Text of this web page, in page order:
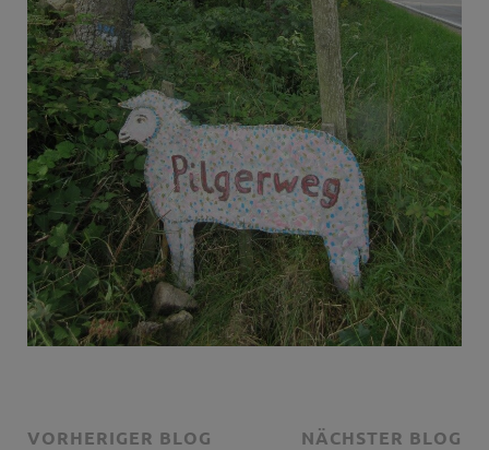
VORHERIGER BLOG NÄCHSTER BLOG